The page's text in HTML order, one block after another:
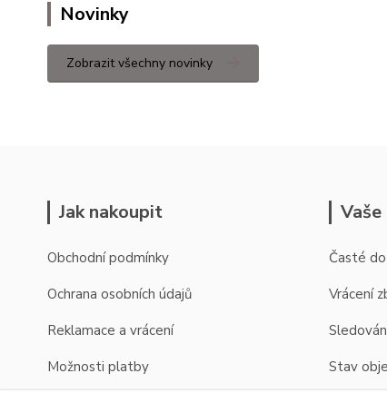
Novinky
Zobrazit všechny novinky
Jak nakoupit
Obchodní podmínky
Ochrana osobních údajů
Reklamace a vrácení
Možnosti platby
Časté
Vrácení
Stav